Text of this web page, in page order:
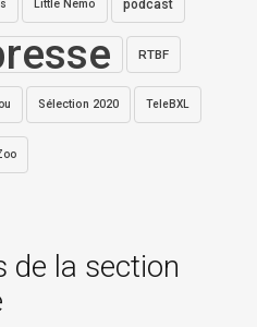
Little Nemo podcast
RTBF
Sélection 2020 TeleBXL
de la section